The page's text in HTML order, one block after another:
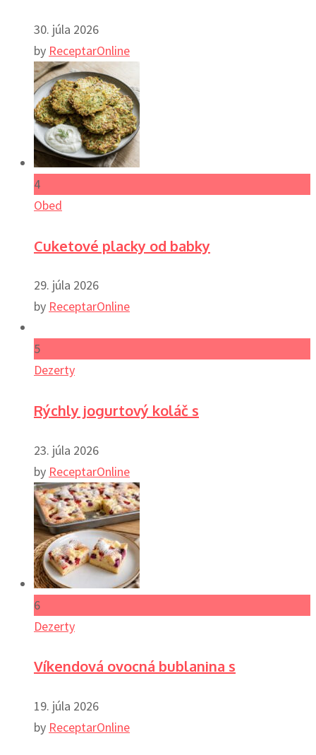
30. júla 2026
by ReceptarOnline
4
Obed
Cuketové placky od babky
29. júla 2026
by ReceptarOnline
5
Dezerty
Rýchly jogurtový koláč s
23. júla 2026
by ReceptarOnline
6
Dezerty
Víkendová ovocná bublanina s
19. júla 2026
by ReceptarOnline